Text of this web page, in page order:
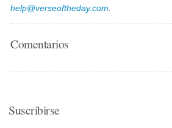
help@verseoftheday.com
Comentarios
Suscribirse